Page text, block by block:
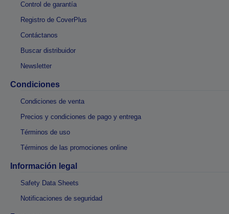
Control de garantía
Registro de CoverPlus
Contáctanos
Buscar distribuidor
Newsletter
Condiciones
Condiciones de venta
Precios y condiciones de pago y entrega
Términos de uso
Términos de las promociones online
Información legal
Safety Data Sheets
Notificaciones de seguridad